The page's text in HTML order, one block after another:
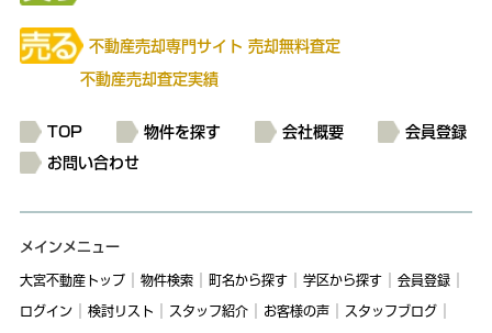
不動産売却専門サイト 売却無料査定
不動産売却査定実績
TOP 物件を探す 会社概要
会員登録
お問い合わせ
メインメニュー
大宮不動産トップ 物件検索 町名から探す 学区から探す 会員登録
ログイン 検討リスト スタッフ紹介 お客様の声 スタッフブログ